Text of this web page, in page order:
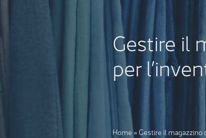
Gestire il
per
Home»Gestire il magazzino